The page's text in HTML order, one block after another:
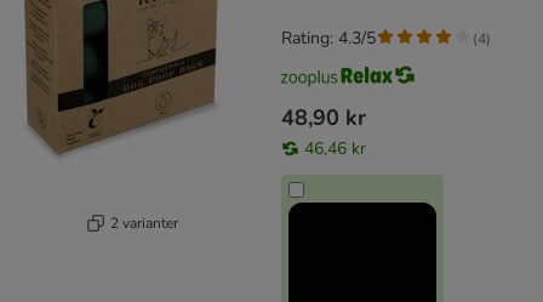
2 varianter
48,90 kr
46,46 kr
Rating: 4.3/5 (4)